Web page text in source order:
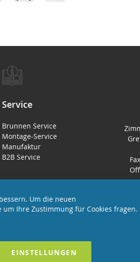
Service
Brunnen Service
Montage-Service
Manufaktur
B2B Service
Um die neuen
Ihre Zustimmung für Cookies fragen.
EINSTELLUNGEN